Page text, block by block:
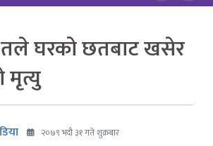
घरको छतबाट खसेर
२०७९ भदौ ३१ गते शुक्रबार